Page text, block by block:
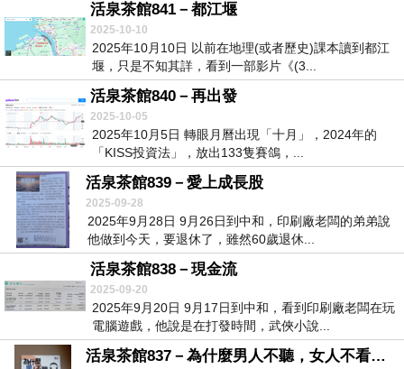
活泉茶館841－都江堰
2025-10-10
2025年10月10日 以前在地理(或者歷史)課本讀到都江
堰，只是不知其詳，看到一部影片《(3...
活泉茶館840－再出發
2025-10-05
2025年10月5日 轉眼月曆出現「十月」，2024年的
「KISS投資法」，放出133隻賽鴿，...
活泉茶館839－愛上成長股
2025-09-28
2025年9月28日 9月26日到中和，印刷廠老闆的弟弟說
他做到今天，要退休了，雖然60歲退休...
活泉茶館838－現金流
2025-09-20
2025年9月20日 9月17日到中和，看到印刷廠老闆在玩
電腦遊戲，他說是在打發時間，武俠小說...
活泉茶館837－為什麼男人不聽，女人不看地圖？